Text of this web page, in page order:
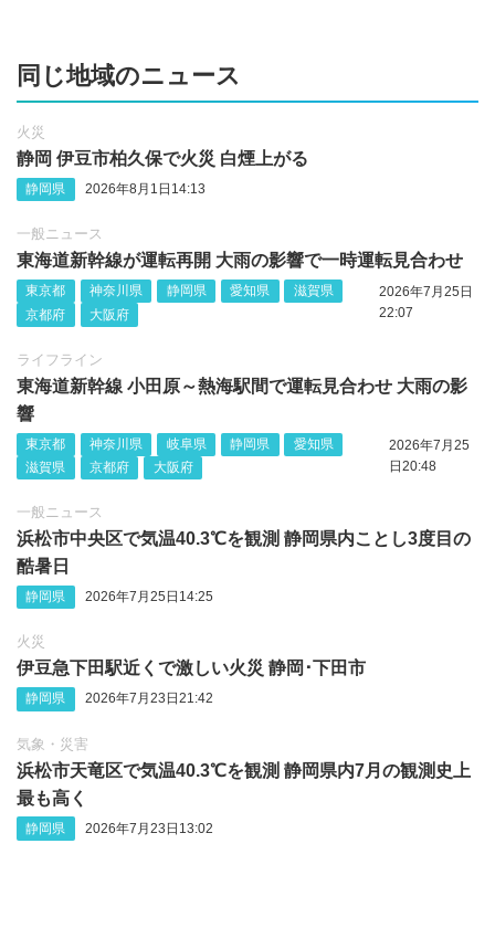
同じ地域のニュース
火災
静岡 伊豆市柏久保で火災 白煙上がる
静岡県 2026年8月1日14:13
一般ニュース
東海道新幹線が運転再開 大雨の影響で一時運転見合わせ
東京都 神奈川県 静岡県 愛知県
滋賀県
京都府
大阪府
2026年7月25日
22:07
ライフライン
東海道新幹線 小田原～熱海駅間で運転見合わせ 大雨の影
響
東京都 神奈川県 岐阜県 静岡県
愛知県
滋賀県
京都府 大阪府
2026年7月25
日20:48
一般ニュース
浜松市中央区で気温40.3℃を観測 静岡県内ことし3度目の
酷暑日
静岡県 2026年7月25日14:25
火災
伊豆急下田駅近くで激しい火災 静岡‪･‬下田市
静岡県 2026年7月23日21:42
気象・災害
浜松市天竜区で気温40.3℃を観測 静岡県内7月の観測史上
最も高く
静岡県 2026年7月23日13:02